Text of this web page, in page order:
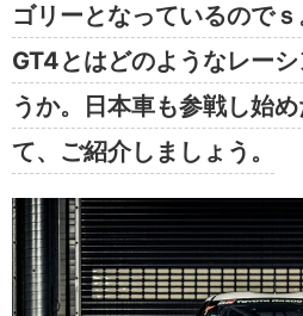
ゴリーとなっているので
GT4とはどのようなレー
うか。日本車も参戦し始
て、ご紹介しましょう。